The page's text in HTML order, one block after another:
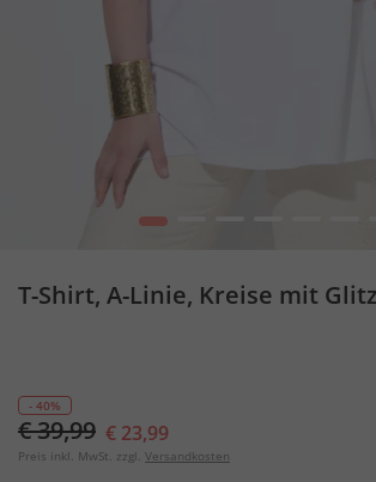
1
T-Shirt, A-Linie, Kreise mit
- 40%
€ 39,99 € 23,99
Preis inkl. MwSt. zzgl. Versandkosten